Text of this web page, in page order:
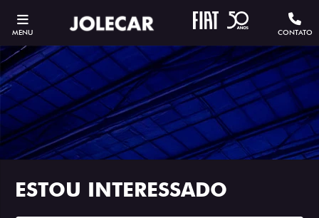
MENU CONTATO
ESTOU INTERESSADO